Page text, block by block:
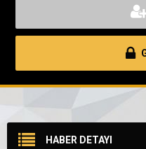
HABER DETAYI